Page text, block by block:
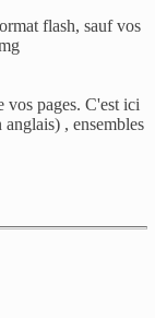
flash, sauf vos
vos pages. C'est ici
, ensembles